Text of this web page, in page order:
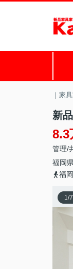
｜家
新
8.3
管理/
福岡県
福
1/7